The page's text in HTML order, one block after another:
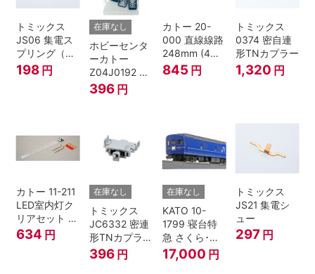
トミックス
JS06 集電ス
プリング（Ｌ
=7.5mm・4個
入） 鉄道模型
198 円
在庫なし
ホビーセンタ
ーカトー
Z04J0192 ク
モハ115 横須
賀色 ジャンパ
396 円
カトー 20-
000 直線線路
248mm (4本
入) Nゲージ
845 円
トミックス
0374 密自連
形TNカプラー
1,320 円
カトー 11-211
LED室内灯ク
リアセット N
ゲージ
634 円
在庫なし
トミックス
JC6332 密連
形TNカプラー
(SPグレー電
連付・211系)
396 円
在庫なし
KATO 10-
1799 寝台特
急 さくら･は
やぶさ/富士
24系 9両セッ
17,000 円
トミックス
JS21 集電シ
ュー
297 円